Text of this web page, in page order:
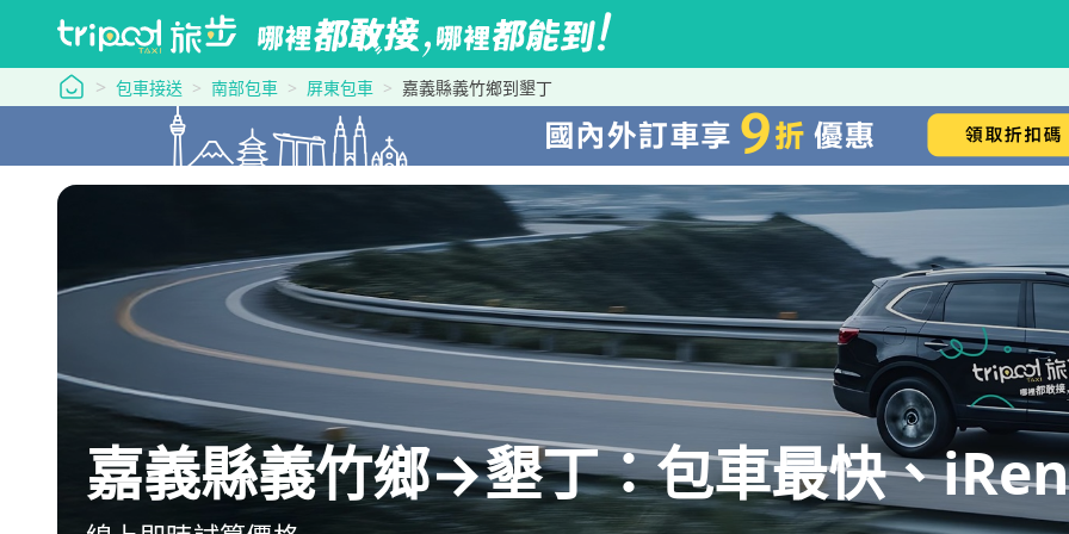
tripool 旅步
包車接送 南部包車 屏東包車 嘉義縣義竹鄉到墾丁
嘉義縣義竹鄉→墾丁：包車最快、